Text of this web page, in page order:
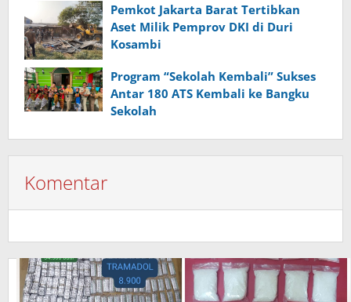
Pemkot Jakarta Barat Tertibkan
Aset Milik Pemprov DKI di Duri
Kosambi
Program “Sekolah Kembali” Sukses
Antar 180 ATS Kembali ke Bangku
Sekolah
Komentar